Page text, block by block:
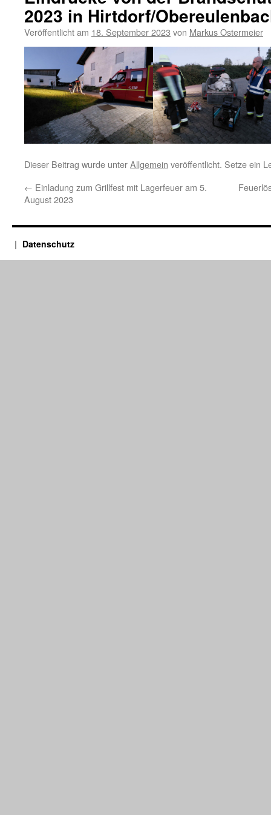
2023 in Hirtdorf/
Veröffentlicht am 18. September 2023 von Markus Ostermeier
Dieser Beitrag wurde unterAllgemein veröffentlicht. Setze ein
← Einladung zum Grillfest mit Lagerfeuer am 5.
August 2023
Datenschutz